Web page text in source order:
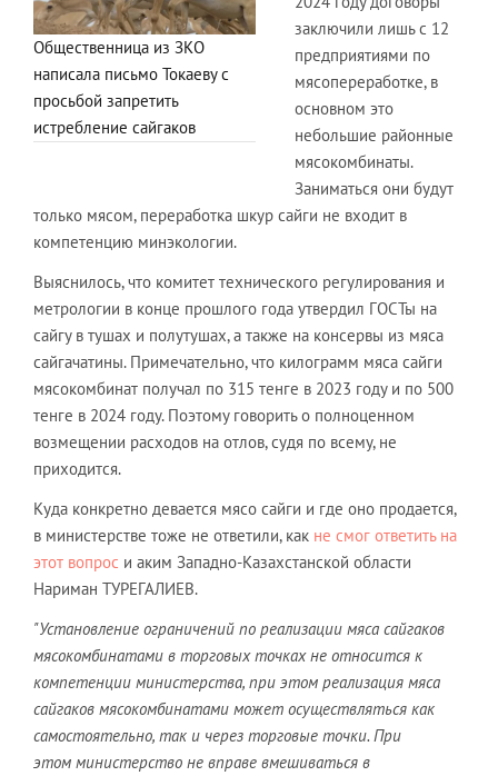
Общественница из ЗКО
написала письмо Токаеву с
просьбой запретить
истребление сайгаков
заключили лишь с 12
предприятиями по
мясопереработке, в
основном это
небольшие районные
мясокомбинаты.
Заниматься они будут
только мясом, переработка шкур сайги не входит в
компетенцию минэкологии.
Выяснилось, что комитет технического регулирования и
метрологии в конце прошлого года утвердил ГОСТы на
сайгу в тушах и полутушах, а также на консервы из мяса
сайгачатины. Примечательно, что килограмм мяса сайги
мясокомбинат получал по 315 тенге в 2023 году и по 500
тенге в 2024 году. Поэтому говорить о полноценном
возмещении расходов на отлов, судя по всему, не
приходится.
Куда конкретно девается мясо сайги и где оно продается,
в министерстве тоже не ответили, как не смог ответить на
этот вопрос и аким Западно-Казахстанской области
Нариман ТУРЕГАЛИЕВ.
"Установление ограничений по реализации мяса сайгаков
мясокомбинатами в торговых точках не относится к
компетенции министерства, при этом реализация мяса
сайгаков мясокомбинатами может осуществляться как
самостоятельно, так и через торговые точки. При
этом министерство не вправе вмешиваться в